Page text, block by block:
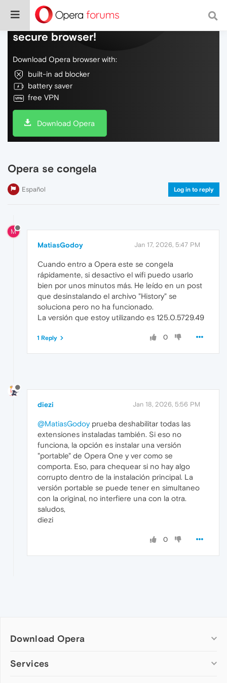
Do more on the web, with a fast and
secure browser!
Download Opera browser with:
built-in ad blocker
battery saver
free VPN
Download Opera
Opera se congela
Español Log in to reply
M
MatiasGodoy Jan 17, 2026, 5:47 PM
Cuando entro a Opera este se congela
rápidamente, si desactivo el wifi puedo usarlo
bien por unos minutos más. He leído en un post
que desinstalando el archivo "History" se
soluciona pero no ha funcionado.
La versión que estoy utilizando es 125.0.5729.49
0
1 Reply
diezi Jan 18, 2026, 5:56 PM
@MatiasGodoyprueba deshabilitar todas las
extensiones instaladas también. Si eso no
funciona, la opción es instalar una versión
"portable" de Opera One y ver como se
comporta. Eso, para chequear si no hay algo
corrupto dentro de la instalación principal. La
versión portable se puede tener en simultaneo
con la original, no interfiere una con la otra.
saludos,
diezi
0
Download Opera
Computer browsers
Services